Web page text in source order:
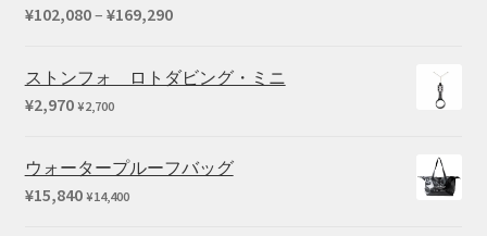
¥5,280
¥102,080– ¥169,290価
帯:
ストンフォ ロトダビング・ミニ
¥2,970 ¥2,700
ウォータープルーフバッグ
¥15,840 ¥14,400